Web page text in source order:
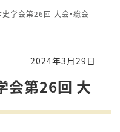
学会第26回 大会・総会
2024年3月29日
会第26回 大